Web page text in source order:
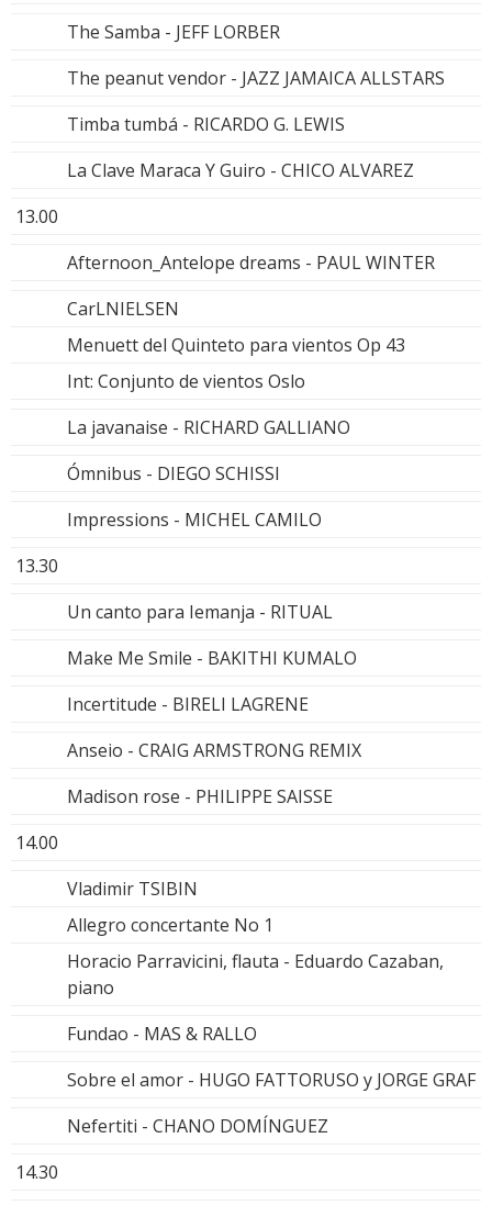
The Samba - JEFF LORBER
The peanut vendor - JAZZ JAMAICA ALLSTARS
Timba tumbá - RICARDO G. LEWIS
La Clave Maraca Y Guiro - CHICO ALVAREZ
13.00
Afternoon_Antelope dreams - PAUL WINTER
CarLNIELSEN
Menuett del Quinteto para vientos Op 43
Int: Conjunto de vientos Oslo
La javanaise - RICHARD GALLIANO
Ómnibus - DIEGO SCHISSI
Impressions - MICHEL CAMILO
13.30
Un canto para Iemanja - RITUAL
Make Me Smile - BAKITHI KUMALO
Incertitude - BIRELI LAGRENE
Anseio - CRAIG ARMSTRONG REMIX
Madison rose - PHILIPPE SAISSE
14.00
Vladimir TSIBIN
Allegro concertante No 1
Horacio Parravicini, flauta - Eduardo Cazaban,
piano
Fundao - MAS & RALLO
Sobre el amor - HUGO FATTORUSO y JORGE GRAF
Nefertiti - CHANO DOMÍNGUEZ
14.30